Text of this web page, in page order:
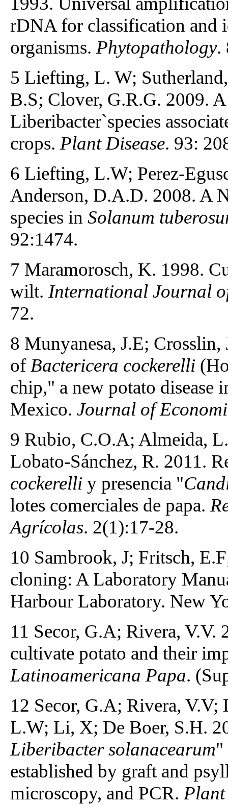
rDNA for classification and
organisms. Phytopathology.
5 Liefting, L. W;
B.S; Clover, G.R.G. 2009.
Liberibacter`species
crops. Plant Disease. 93:
6 Liefting, L.W; Perez-
Anderson, D.A.D. 2008. A
species in Solanum
92:1474.
7 Maramorosch, K. 1998.
wilt. International Journal
72.
8 Munyanesa, J.E;
of Bactericera cockerelli
chip," a new potato disease
Mexico. Journal of
9 Rubio, C.O.A; Almeida,
Lobato-Sánchez, R. 2011.
cockerelli y presencia "
lotes comerciales de papa.
Agrícolas. 2(1):17-28.
10 Sambrook, J; Fritsch,
cloning: A Laboratory
Harbour Laboratory. New
11 Secor, G.A; Rivera, V.V.
cultivate potato and their
Latinoamericana Papa.
12 Secor, G.A; Rivera,
L.W; Li, X; De Boer, S.H.
Liberibacter solanacearum"
established by graft and
microscopy, and PCR. Plant